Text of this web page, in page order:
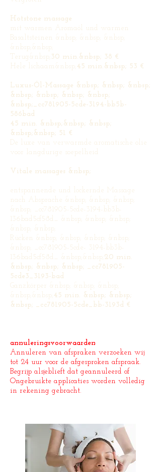
Hotstone massage
mit warmen Aromaöl und warmen
Basaltsteinen &nbsp; &nbsp; &nbsp;
&nbsp;&nbsp;
Terug&nbsp; 30 min.&nbsp; 38 €
Hele lichaam&nbsp; 45 min.&nbsp; 53 €
Luxus-Öl-Massage &nbsp; &nbsp; &nbsp;
&nbsp; &nbsp; &nbsp; &nbsp;
&nbsp;_cc781905-5cde-3194-bb5b-
586bad
45 min. &nbsp;&nbsp; &nbsp;
&nbsp;&nbsp; 51 €
De luxe van verwarmde aromatische olie
voor langdurige soepelheid
Vitale massages &nbsp;
entspannende und lockernde Massage
nach Absprache &nbsp; &nbsp; &nbsp;
&nbsp; _cc781905-5cde-3194-bb3b-
136bad5cf58d_ &nbsp; &nbsp; &nbsp;
&nbsp; &nbsp;
Rücken &nbsp; &nbsp; &nbsp; &nbsp;
&nbsp; _cc781905-5cde- 3194-bb3b-
136bad5cf58d_ &nbsp;&nbsp; 20 min.
&nbsp; &nbsp; &nbsp; _cc781905-
5cde3_3193-bad
Ganzkörper &nbsp; &nbsp; &nbsp;
&nbsp;&nbsp; 45 min. &nbsp; &nbsp;
&nbsp; _cc781905-5cde_bb-3193d €
annuleringsvoorwaarden
Annuleren van afspraken verzoeken wij
tot 24 uur voor de afgesproken afspraak.
Begrijp alsjeblieft dat geannuleerd of
Ongebruikte applicaties worden volledig
in rekening gebracht.